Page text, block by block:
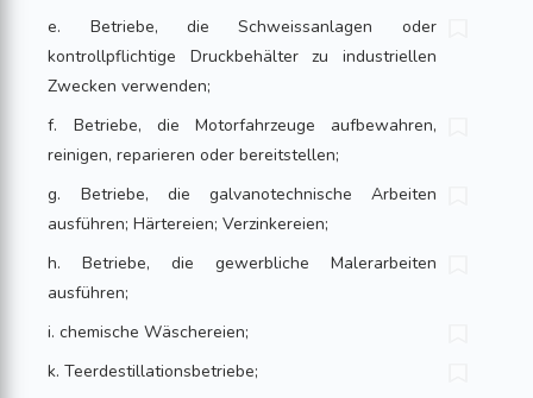
e. Betriebe, die Schweissanlagen oder
kontrollpflichtige Druckbehälter zu indu­striellen
Zwecken verwenden;
f. Betriebe, die Motorfahrzeuge aufbewahren,
reinigen, reparieren oder bereit­stel­len;
g. Betriebe, die galvanotechnische Arbeiten
ausführen; Härtereien; Verzinke­reien;
h. Betriebe, die gewerbliche Malerarbeiten
ausführen;
i. chemische Wäschereien;
k. Teerdestillationsbetriebe;